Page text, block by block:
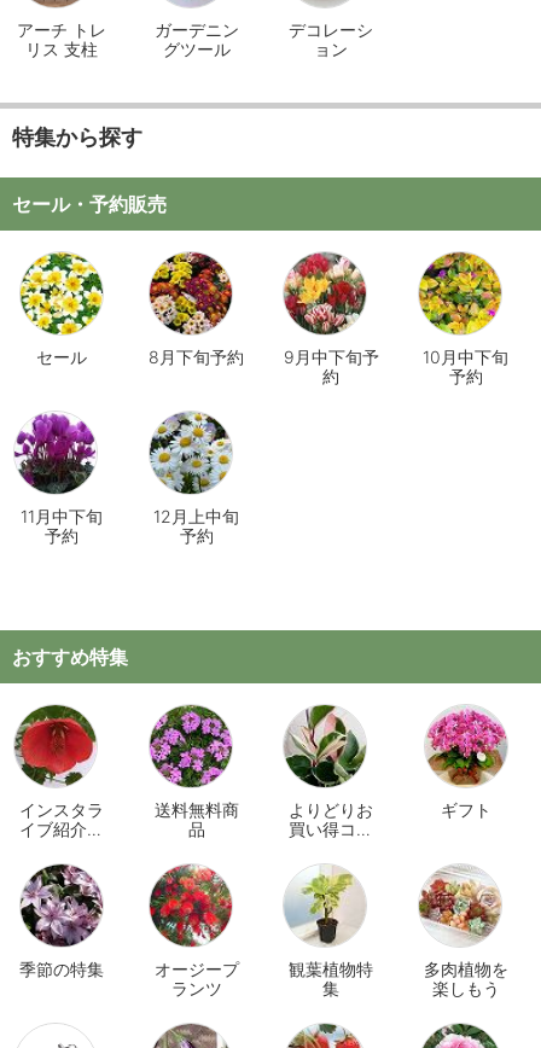
アーチ トレ
リス 支柱
ガーデニン
グツール
デコレーシ
ョン
特集から探す
セール・予約販売
セール 8月下旬予約
9月中下旬予
約
10月中下旬
予約
11月中下旬
予約
12月上中旬
予約
おすすめ特集
インスタラ
イブ紹介商
送料無料商
品
よりどりお
買い得コー
ギフト
季節の特集
オージープ
ランツ
観葉植物特
集
多肉植物を
楽しもう